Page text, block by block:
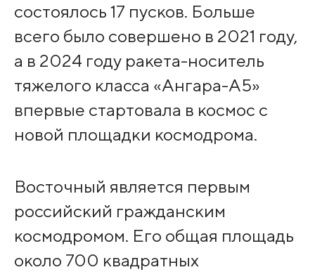
состоялось 17 пусков. Больше
всего было совершено в 2021 году,
а в 2024 году ракета-носитель
тяжелого класса «Ангара-А5»
впервые стартовала в космос с
новой площадки космодрома.
Восточный является первым
российский гражданским
космодромом. Его общая площадь
около 700 квадратных